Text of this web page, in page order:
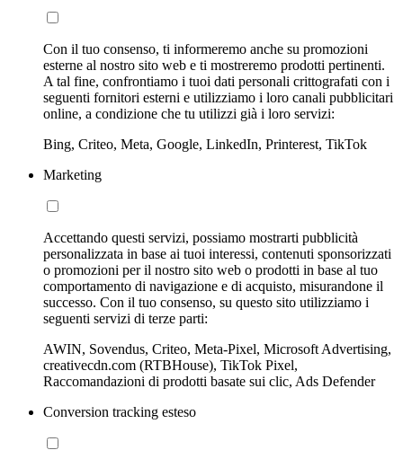
Con il tuo consenso, ti informeremo anche su promozioni
esterne al nostro sito web e ti mostreremo prodotti pertinenti.
A tal fine, confrontiamo i tuoi dati personali crittografati con i
seguenti fornitori esterni e utilizziamo i loro canali pubblicitari
online, a condizione che tu utilizzi già i loro servizi:
Bing, Criteo, Meta, Google, LinkedIn, Printerest, TikTok
Marketing
Accettando questi servizi, possiamo mostrarti pubblicità
personalizzata in base ai tuoi interessi, contenuti sponsorizzati
o promozioni per il nostro sito web o prodotti in base al tuo
comportamento di navigazione e di acquisto, misurandone il
successo. Con il tuo consenso, su questo sito utilizziamo i
seguenti servizi di terze parti:
AWIN, Sovendus, Criteo, Meta-Pixel, Microsoft Advertising,
creativecdn.com (RTBHouse), TikTok Pixel,
Raccomandazioni di prodotti basate sui clic, Ads Defender
Conversion tracking esteso